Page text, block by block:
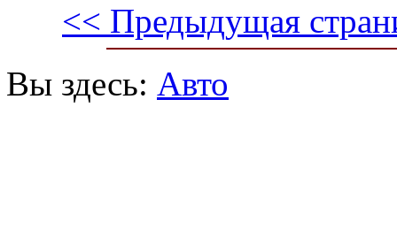
<< Предыдущая
Вы здесь: Авто